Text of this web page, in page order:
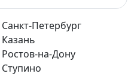
Санкт-Петербург
Казань
Ростов-на-Дону
Ступино
— без звонков, без
и доставляйте их